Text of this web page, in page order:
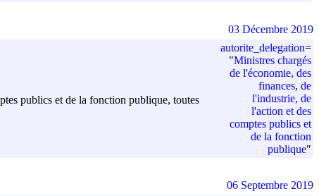
publics et de la fonction publique, toutes
autorite_delegation=
"Ministres chargés
de l'économie, des
finances, de
l'industrie, de
l'action et des
comptes publics et
de la fonction
publique"
03 Décembre 2019
06 Septembre 2019